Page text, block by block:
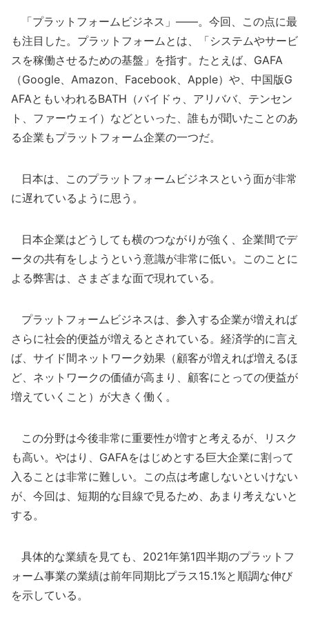
「プラットフォームビジネス」――。今回、この点に最
も注目した。プラットフォームとは、「システムやサービ
スを稼働させるための基盤」を指す。たとえば、GAFA
（Google、Amazon、Facebook、Apple）や、中国版G
AFAともいわれるBATH（バイドゥ、アリババ、テンセン
ト、ファーウェイ）などといった、誰もが聞いたことのあ
る企業もプラットフォーム企業の一つだ。
日本は、このプラットフォームビジネスという面が非常
に遅れているように思う。
日本企業はどうしても横のつながりが強く、企業間でデ
ータの共有をしようという意識が非常に低い。このことに
よる弊害は、さまざまな面で現れている。
プラットフォームビジネスは、参入する企業が増えれば
さらに社会的便益が増えるとされている。経済学的に言え
ば、サイド間ネットワーク効果（顧客が増えれば増えるほ
ど、ネットワークの価値が高まり、顧客にとっての便益が
増えていくこと）が大きく働く。
この分野は今後非常に重要性が増すと考えるが、リスク
も高い。やはり、GAFAをはじめとする巨大企業に割って
入ることは非常に難しい。この点は考慮しないといけない
が、今回は、短期的な目線で見るため、あまり考えないと
する。
具体的な業績を見ても、2021年第1四半期のプラットフ
ォーム事業の業績は前年同期比プラス15.1%と順調な伸び
を示している。